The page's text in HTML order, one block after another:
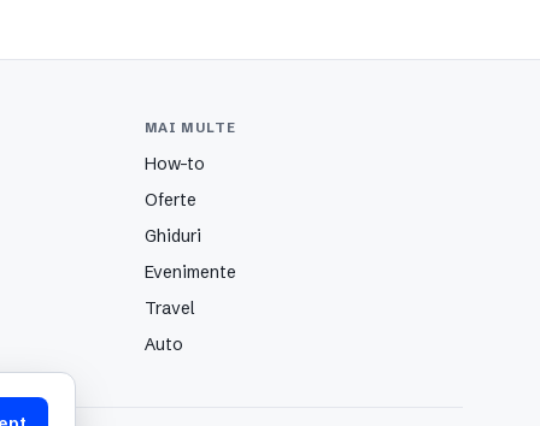
MAI MULTE
How-to
Oferte
Ghiduri
Evenimente
Travel
Auto